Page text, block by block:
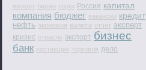
импорт биржа торги Россия капитал
компания бюджет вакансии кредит
нефть экономия валюта отчёт эксперт
кризис отрасль экспорт бизнес
банк поставщик торговля дело